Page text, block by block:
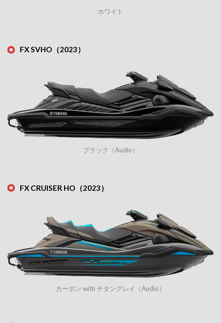
ホワイト
FX SVHO（2023）
ブラック（Audio）
FX CRUISER HO（2023）
カーボン with チタングレイ（Audio）